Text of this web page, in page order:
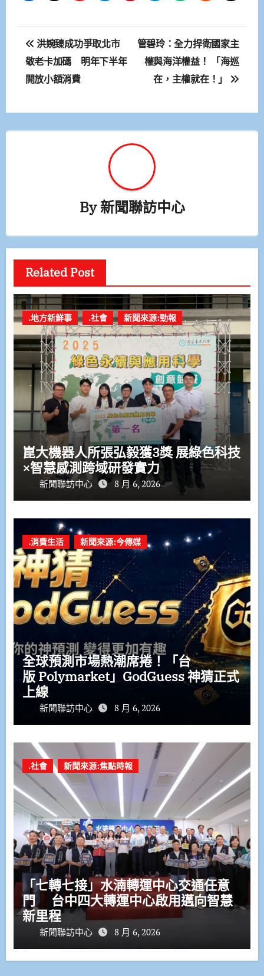
文
章
導
覽
洪婉臻成功爭取北市
敬老卡加碼 明年下半年
開放小額消費
管碧玲：全力捍衛國家主
權與海洋權益！ 「海巡
在，主權就在！」
By新聞聯訪中心
Related Post
.地方新鮮事 .社會 新聞來源:勁報
崑大機器人所張弘毅獲3獎 展綠色科技
×智慧感測跨域研發實力
新聞聯訪中心 8 月 6, 2026
.消費生活 新聞來源:今傳媒
全球預測市場熱潮席捲！「台
版 Polymarket」GodGuess 神猜正式
上線
新聞聯訪中心 8 月 6, 2026
.社會 新聞來源:焦點時報
「七轉七接」水湳轉運中心交通任意
門 台中四大轉運中心啟用邁向智慧
新里程
新聞聯訪中心 8 月 6, 2026